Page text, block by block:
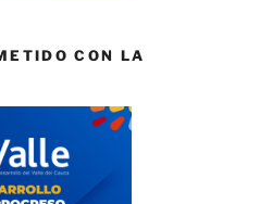
CON LA